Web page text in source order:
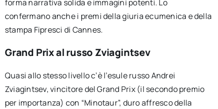
forma narrativa solida e immagini potenti. Lo
confermano anche i premi della giuria ecumenica e della
stampa Fipresci di Cannes.
Grand Prix al russo Zviagintsev
Quasi allo stesso livello c’è l’esule russo Andrei
Zviagintsev, vincitore del Grand Prix (il secondo premio
per importanza) con “Minotaur”, duro affresco della